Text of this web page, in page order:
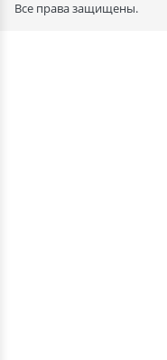
Все права защищены.